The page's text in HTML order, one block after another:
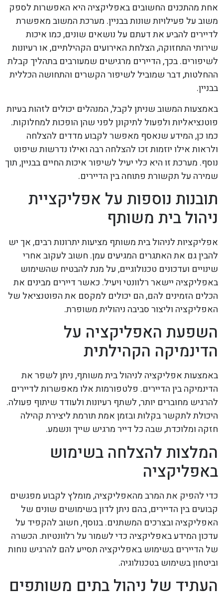
אחת מהתכנים החשובים באפליקציה היא האפשרות לספק
משוב על פעילויות שונות בבניין. מערכת המשוב מאפשרת
לדיירים להביע את דעתם על נושאים שונים, כמו איכות
שירותי התחזוקה, הצלחת האירועים הקהילתיים, או רעיונות
לשיפורים. בכך, הדיירים מרגישים שמעורבים בתהליך קבלת
ההחלטות, דבר שמוביל לשיפור הקשרים והתחושה הכללית
בבניין.
באמצעות המשוב שניתן לקבל, המנהלים יכולים לזהות בעיות
פוטנציאליות ולפעול לתיקונן לפני שהן הופכות למחלוקות.
כמו כן, המידע שנאסף מאפשר לקבוע מדדים להצלחה
ולראות אילו יוזמות זכו להצלחה רבה ואילו נדרשות שיפוט
נוסף. מערכת זו היא כלי יעיל לשיפור איכות החיים בבניין, תוך
שמירה על תקשורת פתוחה בין הדיירים.
תובנות נוספות על אפליקציית
ניהול בית משותף
אפליקציות לניהול בית משותף מציעות יתרונות רבים, אך יש
להבין גם את האתגרים המגיעים עמן. חשוב לעקוב אחרי
שינויים ועדכונים טכנולוגיים, על מנת להבטיח שהשימוש
באפליקציה יישאר רלוונטי ויעיל. כאשר דיירים מבינים את
הכלים הזמינים להם, הם יכולים למקסם את הפוטנציאל של
האפליקציה וליצור סביבה ניהולית משופרת.
השפעת האפליקציה על
הדינמיקה הקהילתית
באמצעות אפליקציה לניהול בית משותף, ניתן לשפר את
הדינמיקה בין הדיירים. פלטפורמות אלו מאפשרות לדיירים
להרגיש מחוברים יותר, לשתף רעיונות ולעודד שיתוף פעולה.
היכולת לתקשר בקלות ובזמן אמת תורמת ליצירת קהילה
חזקה ומלוכדת, שבה כל דייר מרגיש שייך ונשמע.
המלצות להצלחה בשימוש
באפליקציה
כדי להפיק את המרב מהאפליקציה, מומלץ לקבוע מפגשים
קבועים בין הדיירים, בהם ניתן לדון בשימושים שונים של
האפליקציה ובצרכים המשתנים. בנוסף, חשוב להקפיד על
עדכון המידע באפליקציה כדי לשמור על רלוונטיות. הכשרה
של הדיירים בשימוש באפליקציה תסייע להם להרגיש נוחות
וביטחון בשימוש בטכנולוגיה.
העתיד של ניהול בתים משותפים